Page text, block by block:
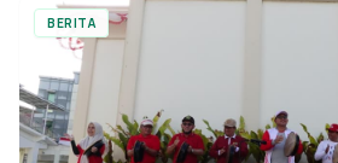
BERITA